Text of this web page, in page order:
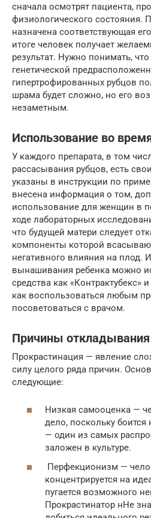
сначала осмотрят пациента,
физиологического состояния.
назначена соответствующая
итоге человек получает
результат. Нужно понимать,
генетической
гипертрофированных рубцов
шрама будет сложно, но его
незаметным.
Использование во
У каждого препарата, в том
рассасывания рубцов, есть
указаны в инструкции по
внесена информация о том,
использование для женщин в
ходе лабораторных
что будущей матери следует
компоненты которой
негативного влияния на плод.
вынашивания ребенка можно
средства как «Контрактубекс»
как воспользоваться любым
посоветоваться с врачом.
Причины
Прокрастинация — явление
силу целого ряда причин.
следующие:
Низкая самооценка —
дело, поскольку
— один из самых
заложен в культуре.
Перфекционизм —
концентрируется на
пугается возможного
Прокрастинатор нНе